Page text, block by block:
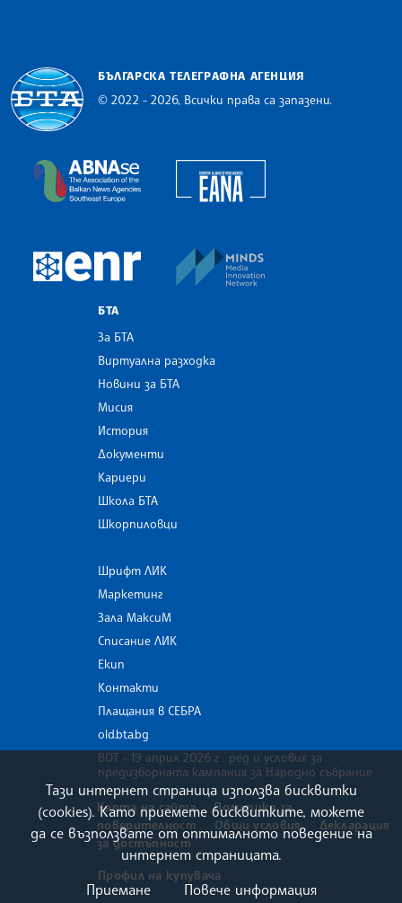
БЪЛГАРСКА ТЕЛЕГРАФНА АГЕНЦИЯ
© 2022 - 2026, Всички права са запазени.
The Assocoation of the Balkan News Agencies
European Newsroom
БТА
За БТА
Виртуална разходка
Новини за БТА
Мисия
История
Документи
Кариери
Школа БТА
Шкорпиловци
Шрифт ЛИК
Маркетинг
Зала МаксиМ
Списание ЛИК
Екип
Контакти
Плащания в СЕБРА
old.bta.bg
ВОТ - 19 април 2026 г . ред и условия за
предизборната кампания за Народно събрание
Карта на сайта
Политика за
поверителност
Общи условия
Декларация
за достъпност
Профил на купувача
Тази интернет страница използва бисквитки
(cookies). Като приемете бисквитките, можете
да се възползвате от оптималното поведение на
интернет страницата.
Приемане
Повече информация